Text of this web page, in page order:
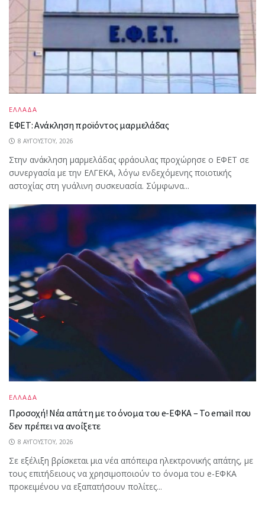
ΕΛΛΑΔΑ
ΕΦΕΤ: Ανάκληση προϊόντος μαρμελάδας
8 ΑΥΓΟΎΣΤΟΥ, 2026
Στην ανάκληση μαρμελάδας φράουλας προχώρησε ο ΕΦΕΤ σε
συνεργασία με την ΕΛΓΕΚΑ, λόγω ενδεχόμενης ποιοτικής
αστοχίας στη γυάλινη συσκευασία. Σύμφωνα...
ΕΛΛΑΔΑ
Προσοχή! Νέα απάτη με το όνομα του e-ΕΦΚΑ – Το email που
δεν πρέπει να ανοίξετε
8 ΑΥΓΟΎΣΤΟΥ, 2026
Σε εξέλιξη βρίσκεται μια νέα απόπειρα ηλεκτρονικής απάτης, με
τους επιτήδειους να χρησιμοποιούν το όνομα του e-ΕΦΚΑ
προκειμένου να εξαπατήσουν πολίτες...